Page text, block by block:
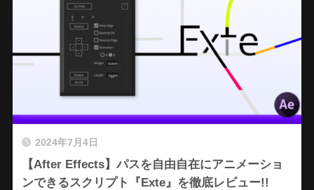
2024年7月4日
【After Effects】パスを自由自在にアニメーショ
ンできるスクリプト『Exte』を徹底レビュー!!